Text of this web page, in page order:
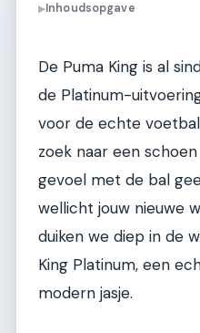
▶Inhoudsopgave
De Puma King is al
de Platinum-
voor de echte
zoek naar een
gevoel met de bal
wellicht jouw nieuwe
duiken we diep in de
King Platinum, een
modern jasje.